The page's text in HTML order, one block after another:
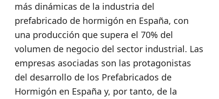
más dinámicas de la industria del
prefabricado de hormigón en España, con
una producción que supera el 70% del
volumen de negocio del sector industrial. Las
empresas asociadas son las protagonistas
del desarrollo de los Prefabricados de
Hormigón en España y, por tanto, de la